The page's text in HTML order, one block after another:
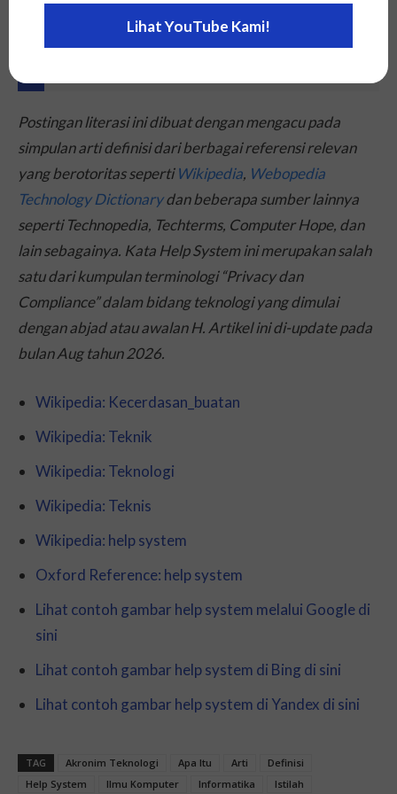
Postingan literasi ini dibuat dengan mengacu pada
simpulan arti definisi dari berbagai referensi relevan
yang berotoritas sepertiWikipedia, Webopedia
Technology Dictionarydan beberapa sumber lainnya
seperti Technopedia, Techterms, Computer Hope, dan
lain sebagainya. Kata Help System ini merupakan salah
satu dari kumpulan terminologi “Privacy dan
Compliance” dalam bidang teknologi yang dimulai
dengan abjad atau awalan H. Artikel ini di-updatepada
bulan Aug tahun 2026.
Wikipedia: Kecerdasan_buatan
Wikipedia: Teknik
Wikipedia: Teknologi
Wikipedia: Teknis
Wikipedia: help system
Oxford Reference: help system
Lihat contoh gambar help system melalui Google di
sini
Lihat contoh gambar help system di Bing di sini
Lihat contoh gambar help system di Yandex di sini
TAG Akronim Teknologi Apa Itu Arti
Definisi
Help System
Ilmu Komputer Informatika Istilah
Lihat YouTube Kami!